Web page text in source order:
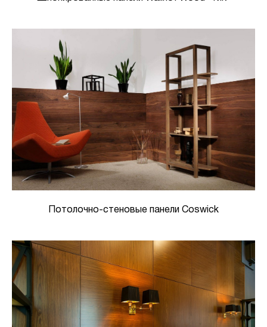
Потолочно-стеновые панели Coswick